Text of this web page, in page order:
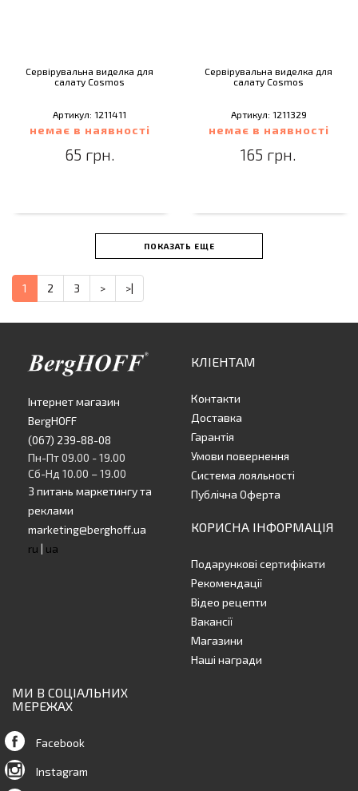
Сервірувальна виделка для
салату Cosmos
Артикул: 1211411
немає в наявності
65 грн.
Сервірувальна виделка для
салату Cosmos
Артикул: 1211329
немає в наявності
165 грн.
ПОКАЗАТЬ ЕЩЕ
1 2 3 > >|
Інтернет магазин
BergHOFF
(067) 239-88-08
Пн-Пт 09.00 - 19.00
Сб-Нд 10.00 – 19.00
З питань маркетингу та
реклами
marketing@berghoff.ua
ru | ua
КЛІЕНТАМ
Контакти
Доставка
Гарантія
Умови повернення
Система лояльності
Публічна Оферта
КОРИСНА ІНФОРМАЦІЯ
Подарункові сертифікати
Рекомендації
Відео рецепти
Вакансії
Магазини
Наші награди
МИ В СОЦІАЛЬНИХ
МЕРЕЖАХ
Facebook
Instagram